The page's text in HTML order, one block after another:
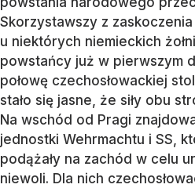
Skorzystawszy z
u niektórych niemieckich
powstańcy już w pierwszym
połowę czechosłowackiej
stało się jasne, że siły obu
Na wschód od Pragi
jednostki Wehrmachtu i SS,
podążały na zachód w celu
niewoli. Dla nich